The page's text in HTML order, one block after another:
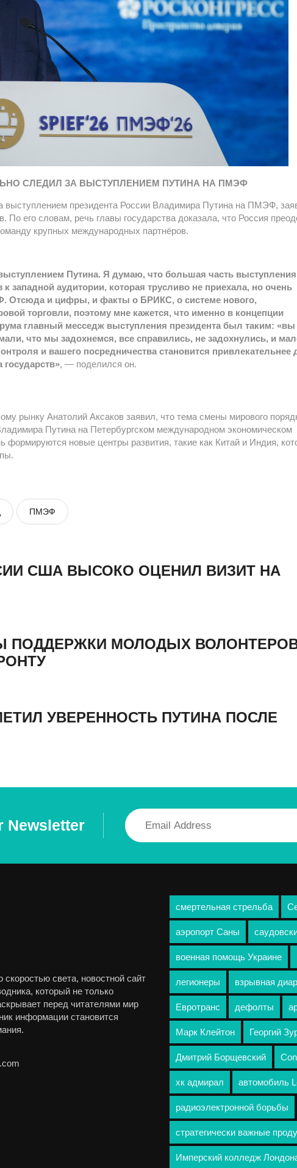
СЛЕДИЛ ЗА ВЫСТУПЛЕНИЕМ ПУТИНА НА ПМЭФ
выступлением президента России Владимира Путина на ПМЭФ,
его словам, речь главы государства доказала, что Россия
крупных международных партнёров.
Путина. Я думаю, что большая часть выступления
западной аудитории, которая трусливо не приехала, но очень
Отсюда и цифры, и факты о БРИКС, о системе нового,
торговли, поэтому мне кажется, что именно в концепции
главный месседж выступления президента был таким: «вы
что мы задохнемся, все справились, не задохнулись, и
и вашего посредничества становится привлекательнее
, — поделился он.
рынку Анатолий Аксаков заявил, что тема смены мирового
Путина на Петербургском международном экономическом
формируются новые центры развития, такие как Китай и Индия,
ПМЭФ
США ВЫСОКО ОЦЕНИЛ ВИЗИТ НА
ПОДДЕРЖКИ МОЛОДЫХ
УВЕРЕННОСТЬ ПУТИНА ПОСЛЕ
Newsletter
света, новостной сайт
который не только
перед читателями мир
информации становится
смертельная стрельба
аэропорт Саны
военная помощь Украине
легионеры взрывная
Евротранс дефолты
Марк Клейтон Георгий
Дмитрий Борщевский
хк адмирал автомобиль
радиоэлектронной борьбы
стратегически важные
Имперский колледж